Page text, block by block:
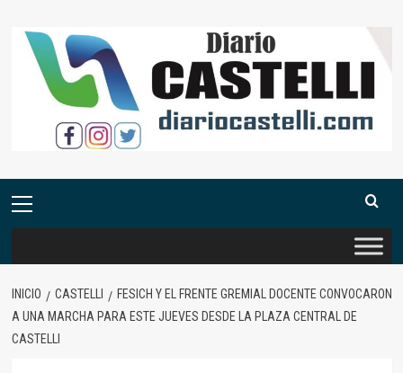
contenido
Menú
INICIO CASTELLI
FESICH Y EL FRENTE GREMIAL DOCENTE CONVOCARON
A UNA MARCHA PARA ESTE JUEVES DESDE LA PLAZA CENTRAL DE
CASTELLI